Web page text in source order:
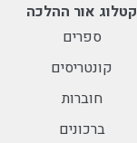
קטלוג אור ההלכה
ספרים
קונטריסים
חוברות
ברכונים